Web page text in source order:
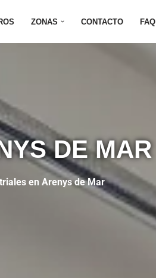
ZONAS CONTACTO FAQ
DE MAR
en Arenys de Mar